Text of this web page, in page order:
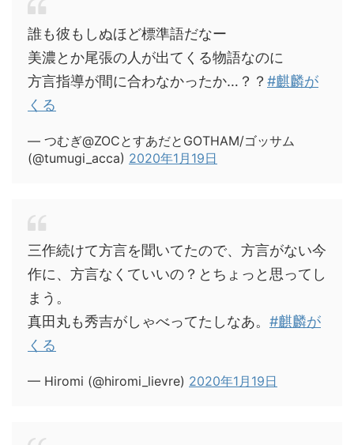
誰も彼もしぬほど標準語だなー
美濃とか尾張の人が出てくる物語なのに
方言指導が間に合わなかったか…？？ #麒麟が
くる
— つむぎ@ZOCとすあだとGOTHAM/ゴッサム
(@tumugi_acca) 2020年1月19日
三作続けて方言を聞いてたので、方言がない今
作に、方言なくていいの？とちょっと思ってし
まう。
真田丸も秀吉がしゃべってたしなあ。 #麒麟が
くる
— Hiromi (@hiromi_lievre) 2020年1月19日